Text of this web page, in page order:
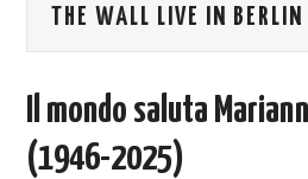
NEWS
SYD BARRETT – ALLE SOGLIE
THE WALL LIVE IN BERLIN
Il mondo saluta
(1946-2025)